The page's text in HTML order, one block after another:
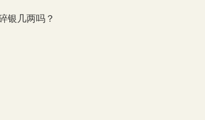
银几两吗？